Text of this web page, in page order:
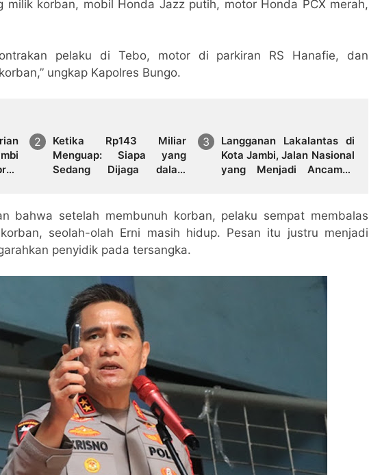
milik korban, mobil Honda Jazz putih, motor Honda PCX merah,
pelaku di Tebo, motor di parkiran RS Hanafie, dan
ungkap Kapolres Bungo.
Ketika Rp143 Miliar
Menguap: Siapa yang
Sedang Dijaga dalam
Langganan Lakalantas di
Kota Jambi, Jalan Nasional
yang Menjadi Ancaman
bahwa setelah membunuh korban, pelaku sempat membalas
seolah-olah Erni masih hidup. Pesan itu justru menjadi
penyidik pada tersangka.